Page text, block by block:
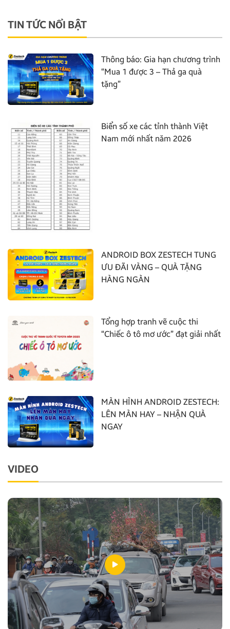
TIN TỨC NỔI BẬT
Thông báo: Gia hạn chương trình
“Mua 1 được 3 – Thả ga quà
tặng”
Biển số xe các tỉnh thành Việt
Nam mới nhất năm 2026
ANDROID BOX ZESTECH TUNG
ƯU ĐÃI VÀNG – QUÀ TẶNG
HÀNG NGÀN
Tổng hợp tranh vẽ cuộc thi
“Chiếc ô tô mơ ước” đạt giải nhất
MÀN HÌNH ANDROID ZESTECH:
LÊN MÀN HAY – NHẬN QUÀ
NGAY
VIDEO